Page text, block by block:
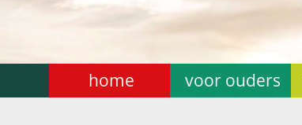
home voor ouders